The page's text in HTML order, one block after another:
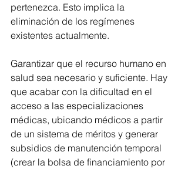
pertenezca. Esto implica la
eliminación de los regímenes
existentes actualmente.
Garantizar que el recurso humano en
salud sea necesario y suficiente. Hay
que acabar con la dificultad en el
acceso a las especializaciones
médicas, ubicando médicos a partir
de un sistema de méritos y generar
subsidios de manutención temporal
(crear la bolsa de financiamiento por